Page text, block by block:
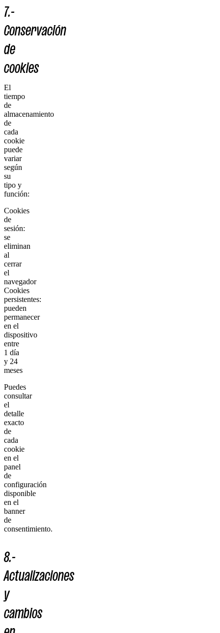
7.-
Conservación
de
cookies
El
tiempo
de
almacenamiento
de
cada
cookie
puede
variar
según
su
tipo y
función:
Cookies
de
sesión:
se
eliminan
al
cerrar
el
navegador
Cookies
persistentes:
pueden
permanecer
en el
dispositivo
entre
1 día
y 24
meses
Puedes
consultar
el
detalle
exacto
de
cada
cookie
en el
panel
de
configuración
disponible
en el
banner
de
consentimiento.
8.-
Actualizaciones
y
cambios